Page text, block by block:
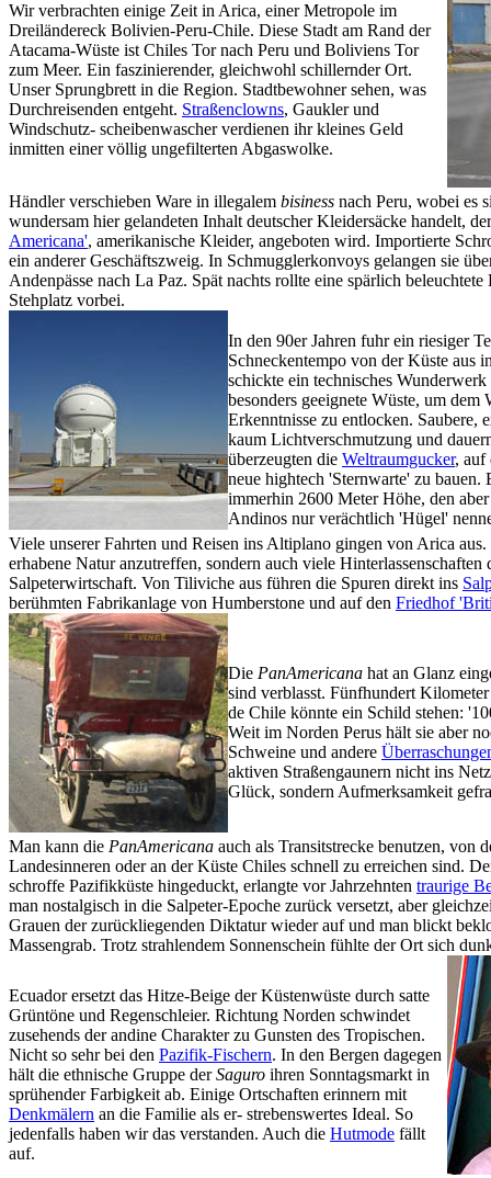
Wir verbrachten einige Zeit in Arica, einer Metropole im
Dreiländereck Bolivien-Peru-Chile. Diese Stadt am Rand der
Atacama-Wüste ist Chiles Tor nach Peru und Boliviens Tor
zum Meer. Ein faszinierender, gleichwohl schillernder Ort.
Unser Sprungbrett in die Region. Stadtbewohner sehen, was
Durchreisenden entgeht. Straßenclowns, Gaukler und
Windschutz- scheibenwascher verdienen ihr kleines Geld
inmitten einer völlig ungefilterten Abgaswolke.
Händler verschieben Ware in illegalem bisiness nach Peru, wobei es
wundersam hier gelandeten Inhalt deutscher Kleidersäcke handelt,
Americana', amerikanische Kleider, angeboten wird. Importierte
ein anderer Geschäftszweig. In Schmugglerkonvoys gelangen sie
Andenpässe nach La Paz. Spät nachts rollte eine spärlich
Stehplatz vorbei.
In den 90er Jahren fuhr ein riesiger
Schneckentempo von der Küste aus
schickte ein technisches
besonders geeignete Wüste, um dem
Erkenntnisse zu entlocken. Saubere,
kaum Lichtverschmutzung und
überzeugten die Weltraumgucker, auf
neue hightech 'Sternwarte' zu bauen.
immerhin 2600 Meter Höhe, den
Andinos nur verächtlich 'Hügel'
Viele unserer Fahrten und Reisen ins Altiplano gingen von Arica
erhabene Natur anzutreffen, sondern auch viele Hinterlassenschaften
Salpeterwirtschaft. Von Tiliviche aus führen die Spuren direkt ins
berühmten Fabrikanlage von Humberstone und auf den Friedhof
Die PanAmericana hat an Glanz
sind verblasst. Fünfhundert
de Chile könnte ein Schild stehen:
Weit im Norden Perus hält sie aber
Schweine und andere
aktiven Straßengaunern nicht ins
Glück, sondern Aufmerksamkeit
Man kann die PanAmericana auch als Transitstrecke benutzen, von
Landesinneren oder an der Küste Chiles schnell zu erreichen sind.
schroffe Pazifikküste hingeduckt, erlangte vor Jahrzehnten traurige
man nostalgisch in die Salpeter-Epoche zurück versetzt, aber
Grauen der zurückliegenden Diktatur wieder auf und man blickt
Massengrab. Trotz strahlendem Sonnenschein fühlte der Ort sich
Ecuador ersetzt das Hitze-Beige der Küstenwüste durch satte
Grüntöne und Regenschleier. Richtung Norden schwindet
zusehends der andine Charakter zu Gunsten des Tropischen.
Nicht so sehr bei den Pazifik-Fischern. In den Bergen dagegen
hält die ethnische Gruppe derSaguro ihren Sonntagsmarkt in
sprühender Farbigkeit ab. Einige Ortschaften erinnern mit
Denkmälern an die Familie als er- strebenswertes Ideal. So
jedenfalls haben wir das verstanden. Auch die Hutmode fällt
auf.